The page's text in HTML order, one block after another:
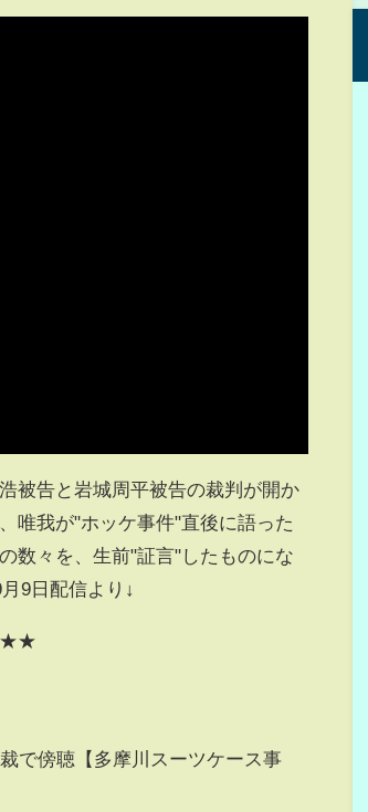
被告と岩城周平被告の裁判が開か
唯我が"ホッケ事件"直後に語った
数々を、生前"証言"したものにな
9日配信より↓
で傍聴【多摩川スーツケース事